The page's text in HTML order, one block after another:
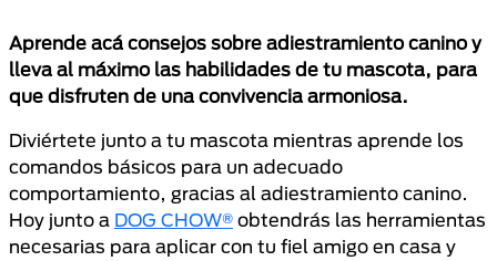
Aprende acá consejos sobre adiestramiento canino y
lleva al máximo las habilidades de tu mascota, para
que disfruten de una convivencia armoniosa.
Diviértete junto a tu mascota mientras aprende los
comandos básicos para un adecuado
comportamiento, gracias al adiestramiento canino.
Hoy junto a DOG CHOW® obtendrás las herramientas
necesarias para aplicar con tu fiel amigo en casa y